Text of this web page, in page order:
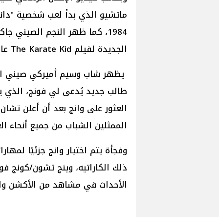
1984، كما ظهر النجم
الجديدة لفيلم The Karate Kid عام 2010.
يظهر شاب وسيم أميركي صيني
طالب جديد يُدعى لي فونج، الذي
العثور على وانج بعد أن أعلن
الممثلين الشباب من جميع أنحاء
وفجأة يتم اختيار وانج جزئيًا
ذلك الكاراتيه، وينج تشون/كونج
الأحداث في مشاهد من الأكشن